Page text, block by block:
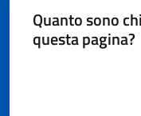
Quanto sono
questa pagina?